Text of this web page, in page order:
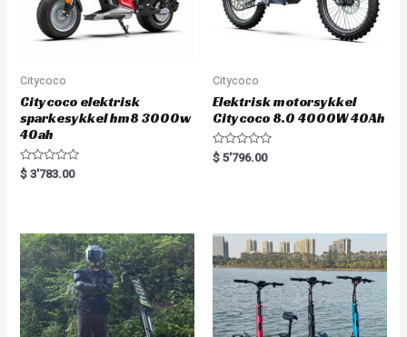
Citycoco
Citycoco elektrisk
sparkesykkel hm8 3000w
40ah
R
a
o
u
t
o
f
5
$ 3'783.00
Citycoco
Elektrisk motorsykkel
Citycoco 8.0 4000W 40Ah
R
a
u
o
f
5
$ 5'796.00